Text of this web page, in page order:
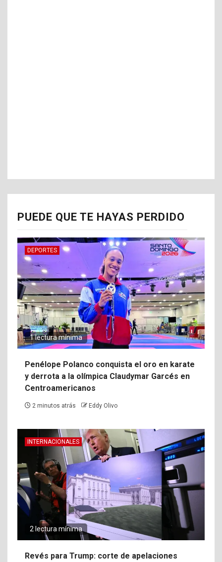
PUEDE QUE TE HAYAS PERDIDO
DEPORTES
1 lectura mínima
Penélope Polanco conquista el oro en karate
y derrota a la olímpica Claudymar Garcés en
Centroamericanos
2 minutos atrás Eddy Olivo
INTERNACIONALES
2 lectura mínima
Revés para Trump: corte de apelaciones